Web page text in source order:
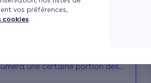
vos préférences,
cookiespour les Poêles à
une certaine portion des